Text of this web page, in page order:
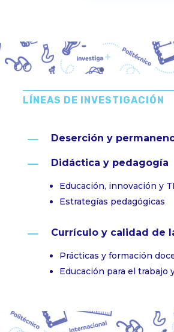
LÍNEAS DE INVESTIGACIÓN
K Deserción y
K Didáctica y pedagogía
Educación, innovación y
Estrategías pedagógicas
K Currículo y calidad de
Prácticas y formación
Educación para el trabajo